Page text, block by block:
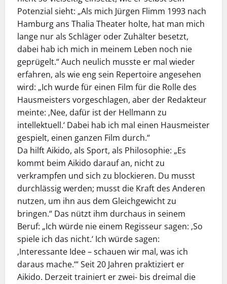
Potenzial sieht: „Als mich Jürgen Flimm 1993 nach
Hamburg ans Thalia Theater holte, hat man mich
lange nur als Schläger oder Zuhälter besetzt,
dabei hab ich mich in meinem Leben noch nie
geprügelt.“ Auch neulich musste er mal wieder
erfahren, als wie eng sein Repertoire angesehen
wird: „Ich wurde für einen Film für die Rolle des
Hausmeisters vorgeschlagen, aber der Redakteur
meinte: ‚Nee, dafür ist der Hellmann zu
intellektuell.‘ Dabei hab ich mal einen Hausmeister
gespielt, einen ganzen Film durch.“
Da hilft Aikido, als Sport, als Philosophie: „Es
kommt beim Aikido darauf an, nicht zu
verkrampfen und sich zu blockieren. Du musst
durchlässig werden; musst die Kraft des Anderen
nutzen, um ihn aus dem Gleichgewicht zu
bringen.“ Das nützt ihm durchaus in seinem
Beruf: „Ich würde nie einem Regisseur sagen: ‚So
spiele ich das nicht.‘ Ich würde sagen:
‚Interessante Idee – schauen wir mal, was ich
daraus mache.‘“ Seit 20 Jahren praktiziert er
Aikido. Derzeit trainiert er zwei- bis dreimal die